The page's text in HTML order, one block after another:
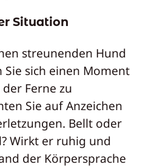
Situation
streunenden Hund
sich einen Moment
Ferne zu
Sie auf Anzeichen
Bellt oder
Wirkt er ruhig und
der Körpersprache